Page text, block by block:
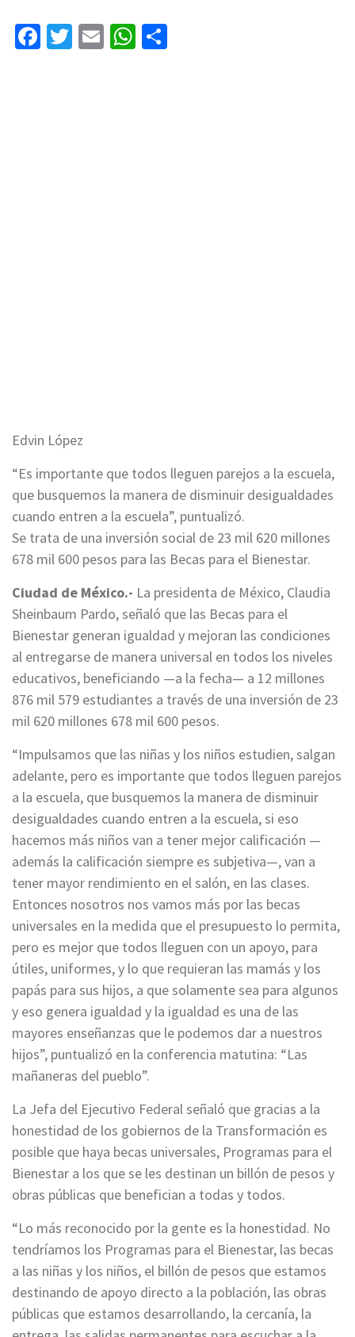
Facebook
Twitter
EmailWhatsApp
Edvin López
“Es importante que todos lleguen parejos a la escuela,
que busquemos la manera de disminuir desigualdades
cuando entren a la escuela”, puntualizó.
Se trata de una inversión social de 23 mil 620 millones
678 mil 600 pesos para las Becas para el Bienestar.
Ciudad de México.- La presidenta de México, Claudia
Sheinbaum Pardo, señaló que las Becas para el
Bienestar generan igualdad y mejoran las condiciones
al entregarse de manera universal en todos los niveles
educativos, beneficiando —a la fecha— a 12 millones
876 mil 579 estudiantes a través de una inversión de 23
mil 620 millones 678 mil 600 pesos.
“Impulsamos que las niñas y los niños estudien, salgan
adelante, pero es importante que todos lleguen parejos
a la escuela, que busquemos la manera de disminuir
desigualdades cuando entren a la escuela, si eso
hacemos más niños van a tener mejor calificación —
además la calificación siempre es subjetiva—, van a
tener mayor rendimiento en el salón, en las clases.
Entonces nosotros nos vamos más por las becas
universales en la medida que el presupuesto lo permita,
pero es mejor que todos lleguen con un apoyo, para
útiles, uniformes, y lo que requieran las mamás y los
papás para sus hijos, a que solamente sea para algunos
y eso genera igualdad y la igualdad es una de las
mayores enseñanzas que le podemos dar a nuestros
hijos”, puntualizó en la conferencia matutina: “Las
mañaneras del pueblo”.
La Jefa del Ejecutivo Federal señaló que gracias a la
honestidad de los gobiernos de la Transformación es
posible que haya becas universales, Programas para el
Bienestar a los que se les destinan un billón de pesos y
obras públicas que benefician a todas y todos.
“Lo más reconocido por la gente es la honestidad. No
tendríamos los Programas para el Bienestar, las becas
a las niñas y los niños, el billón de pesos que estamos
destinando de apoyo directo a la población, las obras
públicas que estamos desarrollando, la cercanía, la